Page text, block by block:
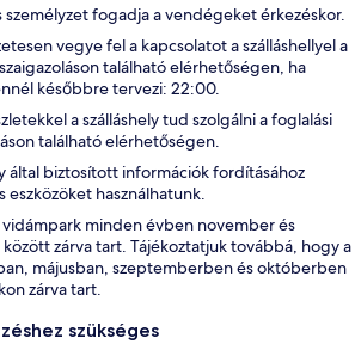
személyzet fogadja a vendégeket érkezéskor.
vegye fel a kapcsolatot a szálláshellyel a
található elérhetőségen, ha
későbbre tervezi: 22:00.
a szálláshely tud szolgálni a foglalási
található elérhetőségen.
által biztosított információk fordításához
eszközöket használhatunk.
minden évben november és
között zárva tart. Tájékoztatjuk továbbá, hogy a
májusban, szeptemberben és októberben
zárva tart.
szükséges